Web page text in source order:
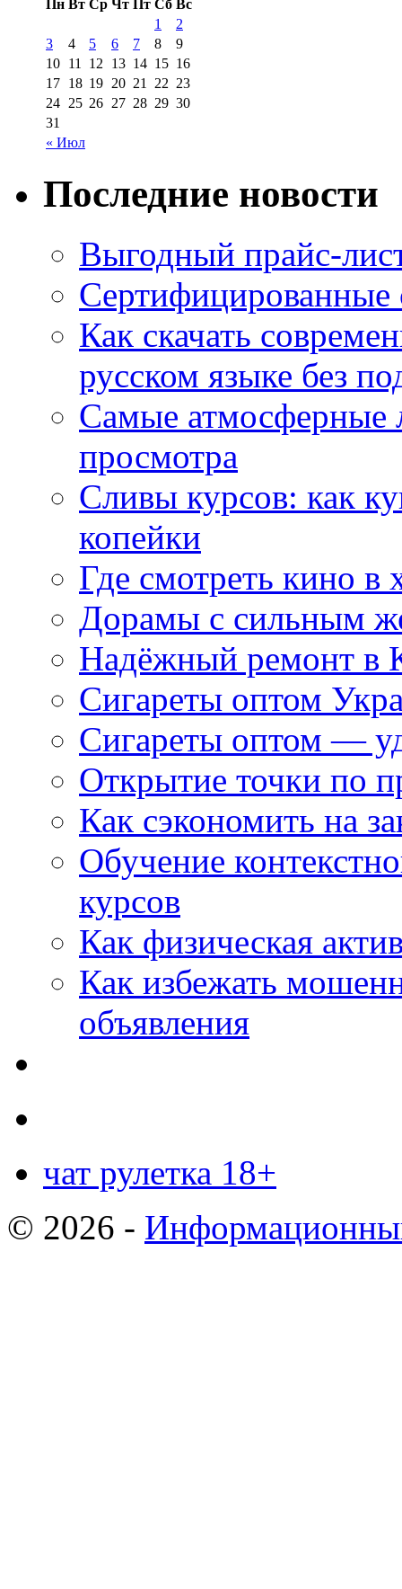
Пн Вт Ср Чт Пт Сб Вс
« Июл
1
2
3
4 5 6 7 8
9
10 11 12 13 14 15 16
17 18 19 20 21 22 23
24 25 26 27 28 29 30
31
Последние новости
Выгодный прайс-
Как скачать
русском языке без
Самые атмосферные
просмотра
Сливы курсов: как
копейки
Где смотреть кино в
Дорамы с сильным
Надёжный ремонт в
Сигареты оптом
Сигареты оптом —
Открытие точки по
Как сэкономить на
Обучение
курсов
Как физическая
Как избежать
объявления
чат рулетка 18+
© 2026 -